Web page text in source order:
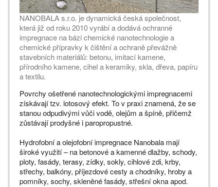
NANOBALA s.r.o. je dynamická česká společnost,
která již od roku 2010 vyrábí a dodává ochranné
impregnace na bázi chemické nanotechnologie a
chemické přípravky k čištění a ochraně převážně
stavebních materiálů: betonu, imitací kamene,
přírodního kamene, cihel a keramiky, skla, dřeva, papíru
a textilu.
Povrchy ošetřené nanotechnologickými impregnacemi
získávají tzv. lotosový efekt. To v praxi znamená, že se
stanou odpudivými vůči vodě, olejům a špíně, přičemž
zůstávají prodyšné i paropropustné.
Hydrofobní a olejofobní impregnace Nanobala mají
široké využití – na betonové a kamenné dlažby, schody,
ploty, fasády, terasy, zídky, sokly, cihlové zdi, krby,
střechy, balkóny, příjezdové cesty a chodníky, hroby a
pomníky, sochy, skleněné fasády, střešní okna apod.